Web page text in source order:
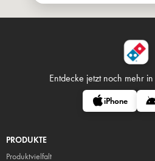
Entdecke jetzt noch mehr in
iPhone
PRODUKTE
Produktvielfalt